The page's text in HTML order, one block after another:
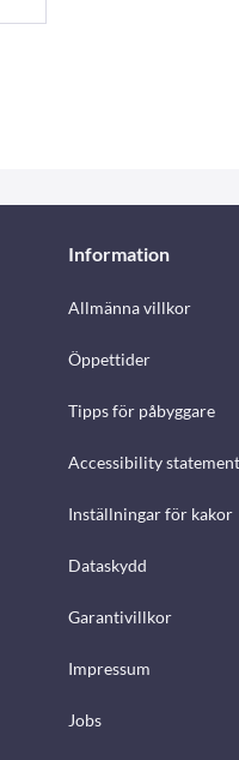
Information
Allmänna villkor
Öppettider
Tipps för påbyggare
Accessibility statement
Inställningar för kakor
Dataskydd
Garantivillkor
Impressum
Jobs